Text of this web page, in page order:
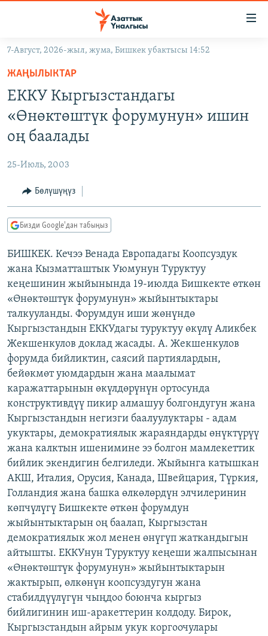
Навигацияга
өтүңүз
Издөөгө
салыңыз
САЯСАТ
МАДАНИЯТ
ДҮЙНӨ
УКРАИНА
ТВ ПРОГРАММАЛАР
БҮГҮН АЗАТТЫКТА
ДАНИСТЕ
АЗАТТЫК+
ЫҢГАЙСЫЗ СУРООЛОР
ПОДКАСТ
ЭЕ/АРнун бардык сайттары
7-Август, 2026-жыл, жума, Бишкек убактысы 14:52
ЖАҢЫЛЫКТАР
ЕККУ Кыргызстандагы
«Өнөктөштүк форумунун» ишин
оң баалады
25-Июль, 2003
Бөлүшүңүз
Бизди Google'дан табыңыз
БИШКЕК. Кечээ Венада Европадагы Коопсуздук
жана Кызматташтык Уюмунун Туруктуу
кеңешинин жыйынында 19-июлда Бишкекте өткөн
«Өнөктөштүк форумунун» жыйынтыктары
талкууланды. Форумдун иши жөнүндө
Кыргызстандын ЕККУдагы туруктуу өкүлү Аликбек
Жекшенкулов доклад жасады. А. Жекшенкулов
форумда бийликтин, саясий партиялардын,
бейөкмөт уюмдардын жана маалымат
каражаттарынын өкүлдөрүнүн ортосунда
конструктивдүү пикир алмашуу болгондугун жана
Кыргызстандын негизги баалуулуктары - адам
укуктары, демократиялык жараяндарды өнүктүрүү
жана калктын ишенимине ээ болгон мамлекеттик
бийлик экендигин белгиледи. Жыйынга катышкан
АКШ, Италия, Орусия, Канада, Швейцария, Түркия,
Голландия жана башка өлкөлөрдүн элчилеринин
көпчүлүгү Бишкекте өткөн форумдун
жыйынтыктарын оң баалап, Кыргызстан
демократиялык жол менен өнүгүп жаткандыгын
айтышты. ЕККУнун Туруктуу кеңеши жалпысынан
«Өнөктөштүк форумунун» жыйынтыктарын
жактырып, өлкөнүн коопсуздугун жана
стабилдүүлүгүн чыңдоо боюнча кыргыз
бийлигинин иш-аракеттерин колдоду. Бирок,
Кыргызстандын айрым укук коргоочулары